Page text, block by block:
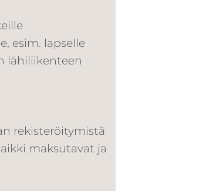
esim. lapselle
lähiliikenteen
rekisteröitymistä
maksutavat ja